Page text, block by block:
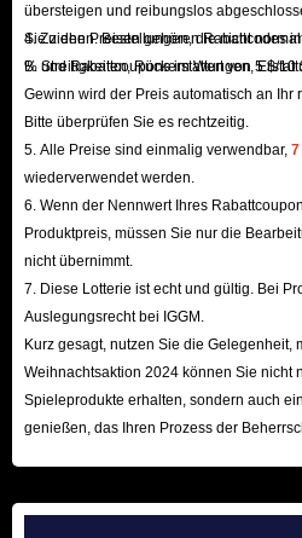
aufgrund des Mangels an Diamanten
hinaus müssen Sie hier die günstigsten
genießen, da wir uns verpflichtet haben,
Spielerlebnis zu den geringsten Kosten
die VIP-Ränge bei IGGM.com
Darüber hinaus können Sie an jedem
Coupons oder Couponcodes für JoM-
zusätzlichen Rabatte machen diese
Sie möchten, können Sie auch unserem
Darüber hinaus müssen Sie sich keine
Transaktionen mit Journey of Monarch
IGGM.com zum Verkauf stehen. Denn
übersteigen und reibungslos
Sie ziehen. Bestellungen, die nicht
B. Streitigkeiten, Rückerstattungen,
4. Zu den Preisen gehören Rabattcodes
% und Rabattcoupons im Wert von 5 $/
Gewinn wird der Preis automatisch an Ihr
Bitte überprüfen Sie es rechtzeitig.
5. Alle Preise sind einmalig verwendbar, 7
wiederverwendet werden.
6. Wenn der Nennwert Ihres
Produktpreis, müssen Sie nur die
nicht übernimmt.
7. Diese Lotterie ist echt und gültig. Bei
Auslegungsrecht bei IGGM.
Kurz gesagt, nutzen Sie die Gelegenheit,
Weihnachtsaktion 2024 können Sie nicht
Spieleprodukte erhalten, sondern auch
genießen, das Ihren Prozess der